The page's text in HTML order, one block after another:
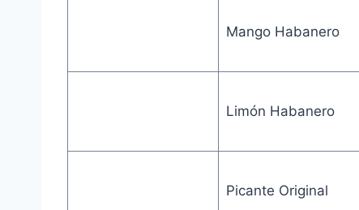
Mango Habanero
Limón Habanero
Picante Original